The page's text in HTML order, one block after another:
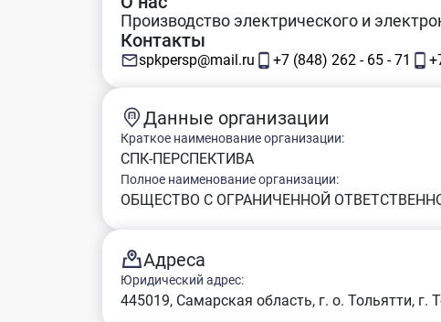
Производство электрического и
Контакты
spkpersp@mail.ru +7 (848) 262 - 65 - 71
Данные организации
Краткое наименование организации:
СПК-ПЕРСПЕКТИВА
Полное наименование организации:
ОБЩЕСТВО С ОГРАНИЧЕННОЙ
Адреса
Юридический адрес:
445019, Самарская область, г. о. Тольятти,